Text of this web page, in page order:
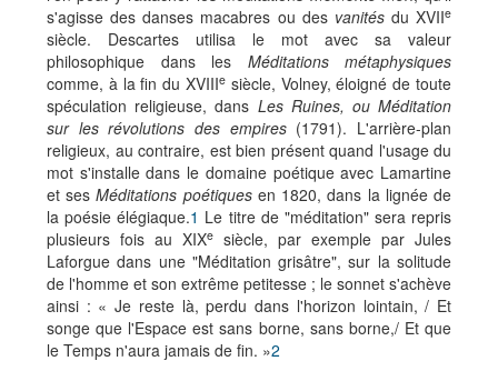
s'agisse des danses macabres ou des vanitésdu XVIIe
siècle. Descartes utilisa le mot avec sa valeur
philosophique dans les Méditations métaphysiques
comme, à la fin du XVIIIe siècle, Volney, éloigné de toute
spéculation religieuse, dans Les Ruines, ou Méditation
sur les révolutions des empires(1791). L'arrière-plan
religieux, au contraire, est bien présent quand l'usage du
mot s'installe dans le domaine poétique avec Lamartine
et sesMéditations poétiquesen 1820, dans la lignée de
la poésie élégiaque.1 Le titre de "méditation" sera repris
plusieurs fois au XIXe siècle, par exemple par Jules
Laforgue dans une "Méditation grisâtre", sur la solitude
de l'homme et son extrême petitesse ; le sonnet s'achève
ainsi : « Je reste là, perdu dans l'horizon lointain, / Et
songe que l'Espace est sans borne, sans borne,/ Et que
le Temps n'aura jamais de fin. »2